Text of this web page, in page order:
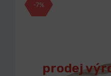
prodej
-7%